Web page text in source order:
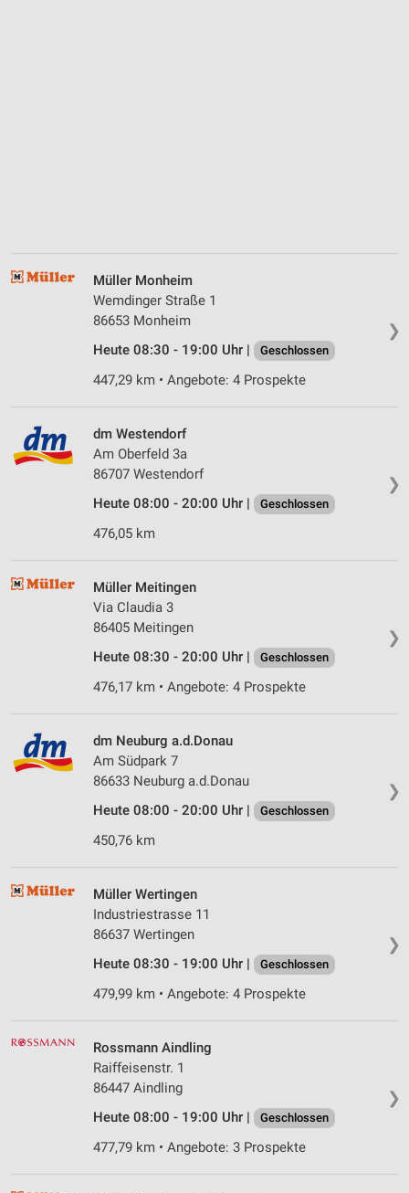
❯
Müller Monheim
Wemdinger Straße 1
86653 Monheim
Heute 08:30 - 19:00 Uhr |
Geschlossen
447,29 km • Angebote: 4 Prospekte
❯
dm Westendorf
Am Oberfeld 3a
86707 Westendorf
Heute 08:00 - 20:00 Uhr |
Geschlossen
476,05 km
❯
Müller Meitingen
Via Claudia 3
86405 Meitingen
Heute 08:30 - 20:00 Uhr |
Geschlossen
476,17 km • Angebote: 4 Prospekte
❯
dm Neuburg a.d.Donau
Am Südpark 7
86633 Neuburg a.d.Donau
Heute 08:00 - 20:00 Uhr |
Geschlossen
450,76 km
❯
Müller Wertingen
Industriestrasse 11
86637 Wertingen
Heute 08:30 - 19:00 Uhr |
Geschlossen
479,99 km • Angebote: 4 Prospekte
❯
Rossmann Aindling
Raiffeisenstr. 1
86447 Aindling
Heute 08:00 - 19:00 Uhr |
Geschlossen
477,79 km • Angebote: 3 Prospekte